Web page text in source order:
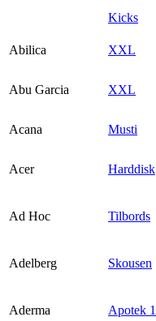
Kicks
Abilica
XXL
Abu Garcia XXL
Acana
Musti
Acer Harddisk
Ad Hoc Tilbords
Adelberg Skousen
Aderma Apotek 1